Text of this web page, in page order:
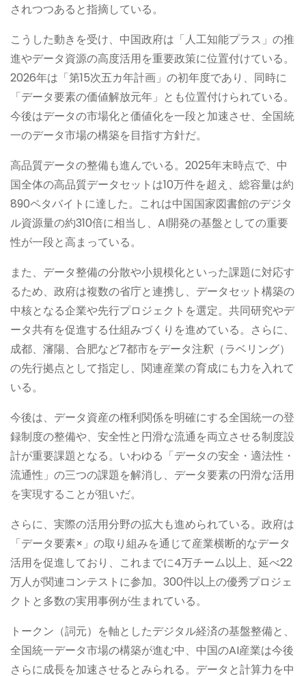
されつつあると指摘している。
こうした動きを受け、中国政府は「人工知能プラス」の推
進やデータ資源の高度活用を重要政策に位置付けている。
2026年は「第15次五カ年計画」の初年度であり、同時に
「データ要素の価値解放元年」とも位置付けられている。
今後はデータの市場化と価値化を一段と加速させ、全国統
一のデータ市場の構築を目指す方針だ。
高品質データの整備も進んでいる。2025年末時点で、中
国全体の高品質データセットは10万件を超え、総容量は約
890ペタバイトに達した。これは中国国家図書館のデジタ
ル資源量の約310倍に相当し、AI開発の基盤としての重要
性が一段と高まっている。
また、データ整備の分散や小規模化といった課題に対応す
るため、政府は複数の省庁と連携し、データセット構築の
中核となる企業や先行プロジェクトを選定。共同研究やデ
ータ共有を促進する仕組みづくりを進めている。さらに、
成都、瀋陽、合肥など7都市をデータ注釈（ラベリング）
の先行拠点として指定し、関連産業の育成にも力を入れて
いる。
今後は、データ資産の権利関係を明確にする全国統一の登
録制度の整備や、安全性と円滑な流通を両立させる制度設
計が重要課題となる。いわゆる「データの安全・適法性・
流通性」の三つの課題を解消し、データ要素の円滑な活用
を実現することが狙いだ。
さらに、実際の活用分野の拡大も進められている。政府は
「データ要素×」の取り組みを通じて産業横断的なデータ
活用を促進しており、これまでに4万チーム以上、延べ22
万人が関連コンテストに参加。300件以上の優秀プロジェ
クトと多数の実用事例が生まれている。
トークン（詞元）を軸としたデジタル経済の基盤整備と、
全国統一データ市場の構築が進む中、中国のAI産業は今後
さらに成長を加速させるとみられる。データと計算力を中